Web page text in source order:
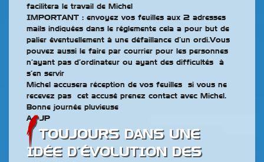
facilitera le travail de Michel
IMPORTANT : envoyez vos feuilles aux 2 adresses
mails indiquées dans le réglemente cela a pour but de
palier éventuellement à une défaillance d’un ordi.Vous
pouvez aussi le faire par courrier pour les personnes
n’ayant pas d’ordinateur ou ayant des difficultés à
s’en servir
Michel accusera réception de vos feuilles si vous ne
recevez pas cet accusé prenez contact avec Michel.
Bonne journée pluvieuse
A+ JP
TOUJOURS DANS UNE
IDÉE D’ÉVOLUTION DES